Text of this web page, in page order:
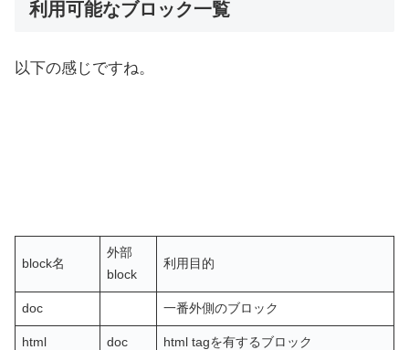
利用可能なブロック一覧
以下の感じですね。
block名
外部
block
利用目的
doc 一番外側のブロック
html doc html tagを有するブロック